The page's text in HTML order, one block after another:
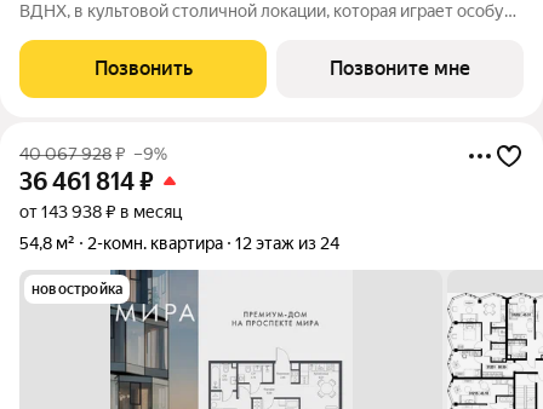
ВДНХ, в культовой столичной локации, которая играет особую
квартира площадью 62.29 м расположена в корпусе 2, на 13
этаже 23 этажного дома.
Позвонить Позвоните мне
40 067 928₽ –9%
36 461 814₽
от 143 938 ₽ в месяц
54,8 м²
2-комн. квартира 12 этаж из 24
новостройка